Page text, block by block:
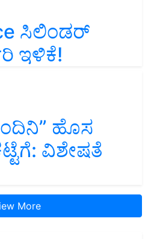
ಸಿಲಿಂಡರ್‌
ಇಳಿಕೆ!
ಹೊಸ
ವಿಶೇಷತೆ
More